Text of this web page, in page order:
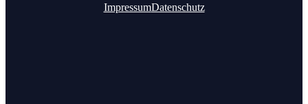
ImpressumDatenschutz